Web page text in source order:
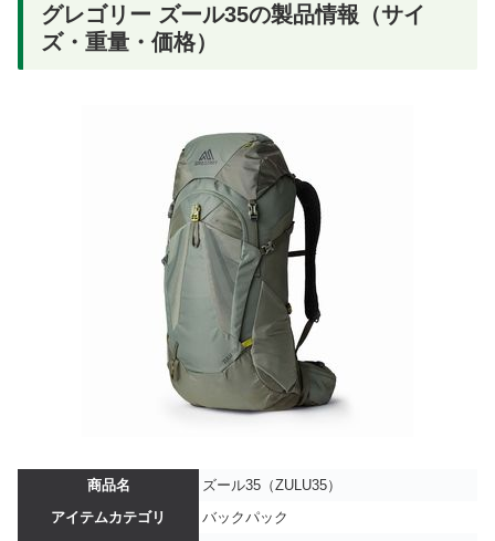
グレゴリー ズール35の製品情報（サイ
ズ・重量・価格）
商品名
ズール35（ZULU35）
アイテムカテゴリ
バックパック